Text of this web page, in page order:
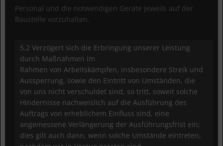
Personal und die notwendigen Geräte jeweils auf der
Baustelle vorzuhalten.
5.2 Verzögert sich die Erbringung unserer Leistung
durch Maßnahmen im
Rahmen von Arbeitskämpfen, insbesondere Streik und
Aussperrung, sowie den Eintritt von Umständen, die
von uns nicht verschuldet sind, so tritt, soweit solche
Hindernisse nachweislich auf die Ausführung des
Auftrags von erheblichem Einfluss sind, eine
angemessene Verlängerung der Ausführungsfrist ein;
dies gilt auch dann, wenn solche Umstände eintreten,